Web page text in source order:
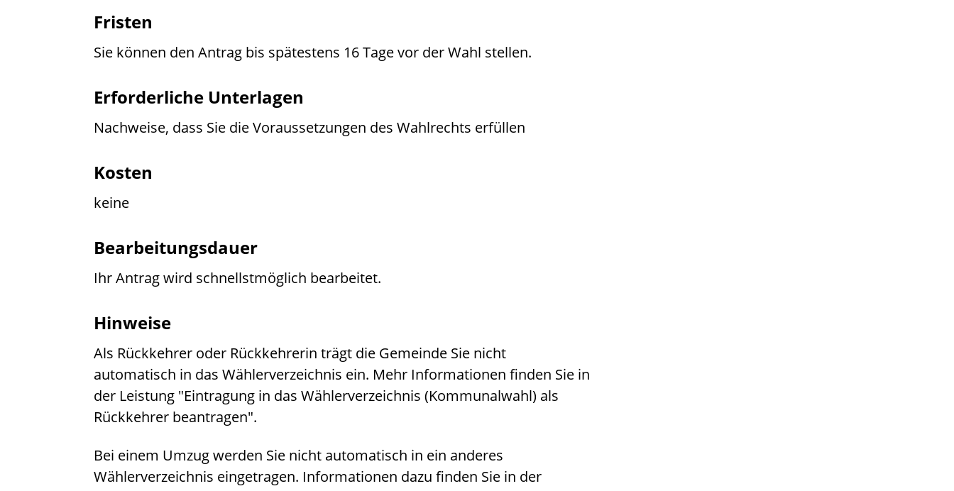
Fristen
Sie können den Antrag bis spätestens 16 Tage vor der Wahl stellen.
Erforderliche Unterlagen
Nachweise, dass Sie die Voraussetzungen des Wahlrechts erfüllen
Kosten
keine
Bearbeitungsdauer
Ihr Antrag wird schnellstmöglich bearbeitet.
Hinweise
Als Rückkehrer oder Rückkehrerin trägt die Gemeinde Sie nicht
automatisch in das Wählerverzeichnis ein. Mehr Informationen finden Sie in
der Leistung "Eintragung in das Wählerverzeichnis (Kommunalwahl) als
Rückkehrer beantragen".
Bei einem Umzug werden Sie nicht automatisch in ein anderes
Wählerverzeichnis eingetragen. Informationen dazu finden Sie in der